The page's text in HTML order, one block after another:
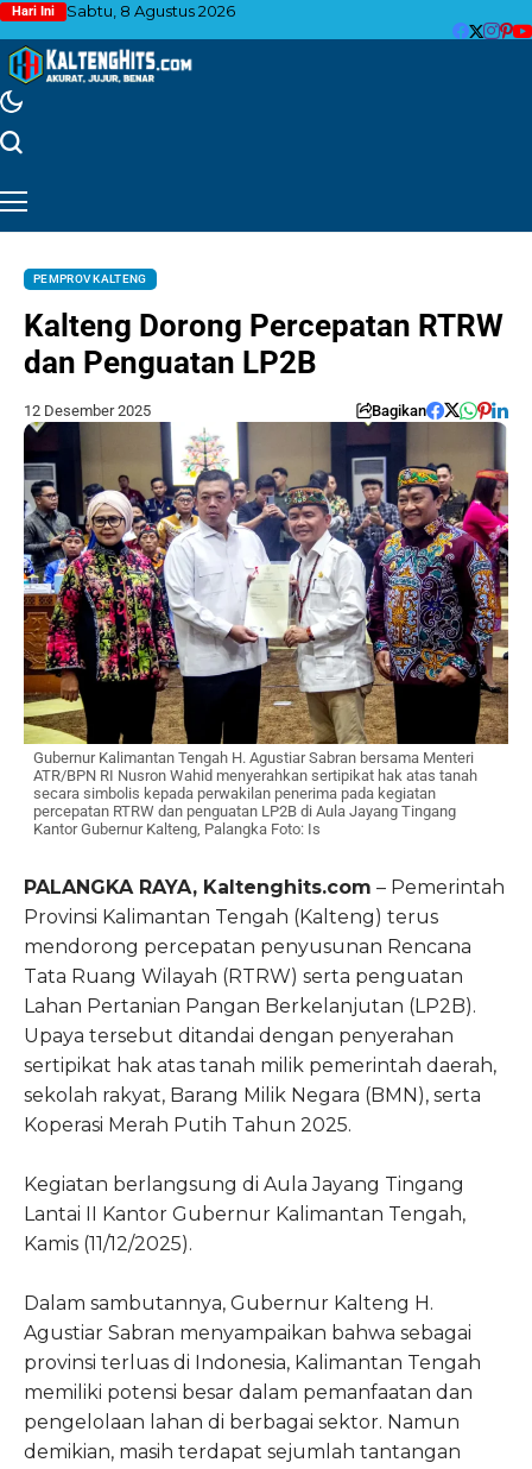
Hari Ini Sabtu, 8 Agustus 2026
PEMPROV KALTENG
Kalteng Dorong Percepatan RTRW
dan Penguatan LP2B
12 Desember 2025 Bagikan
Gubernur Kalimantan Tengah H. Agustiar Sabran bersama Menteri
ATR/BPN RI Nusron Wahid menyerahkan sertipikat hak atas tanah
secara simbolis kepada perwakilan penerima pada kegiatan
percepatan RTRW dan penguatan LP2B di Aula Jayang Tingang
Kantor Gubernur Kalteng, Palangka Foto: Is
PALANGKA RAYA, Kaltenghits.com – Pemerintah
Provinsi Kalimantan Tengah (Kalteng) terus
mendorong percepatan penyusunan Rencana
Tata Ruang Wilayah (RTRW) serta penguatan
Lahan Pertanian Pangan Berkelanjutan (LP2B).
Upaya tersebut ditandai dengan penyerahan
sertipikat hak atas tanah milik pemerintah daerah,
sekolah rakyat, Barang Milik Negara (BMN), serta
Koperasi Merah Putih Tahun 2025.
Kegiatan berlangsung di Aula Jayang Tingang
Lantai II Kantor Gubernur Kalimantan Tengah,
Kamis (11/12/2025).
Dalam sambutannya, Gubernur Kalteng H.
Agustiar Sabran menyampaikan bahwa sebagai
provinsi terluas di Indonesia, Kalimantan Tengah
memiliki potensi besar dalam pemanfaatan dan
pengelolaan lahan di berbagai sektor. Namun
demikian, masih terdapat sejumlah tantangan